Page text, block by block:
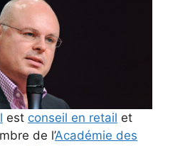
est conseil en retail et
de l’Académie des